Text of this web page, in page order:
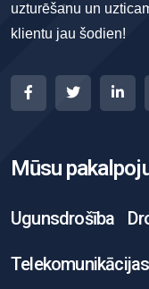
uzturēšanu un
klientu jau šodien!
Mūsu
Ugunsdrošība
Telekomunikācijas